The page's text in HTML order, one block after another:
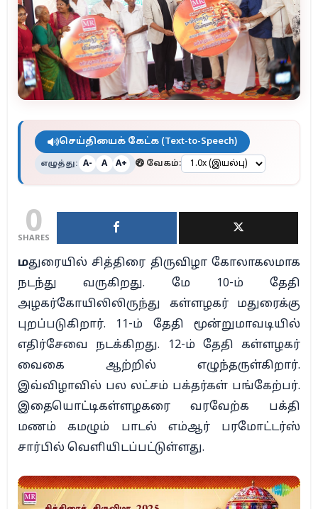
செய்தியைக் கேட்க (Text-to-Speech)
எழுத்து: A- A A+ வேகம்:
0
SHARES
மதுரையில் சித்திரை திருவிழா கோலாகலமாக
நடந்து வருகிறது. மே 10-ம் தேதி
அழகர்கோயிலிலிருந்து கள்ளழகர் மதுரைக்கு
புறப்படுகிறார். 11-ம் தேதி மூன்றுமாவடியில்
எதிர்சேவை நடக்கிறது. 12-ம் தேதி கள்ளழகர்
வைகை ஆற்றில் எழுந்தருள்கிறார்.
இவ்விழாவில் பல லட்சம் பக்தர்கள் பங்கேற்பர்.
இதையொட்டிகள்ளழகரை வரவேற்க பக்தி
மணம் கமழும் பாடல் எம்ஆர் பரமோட்டர்ஸ்
சார்பில் வெளியிடப்பட்டுள்ளது.